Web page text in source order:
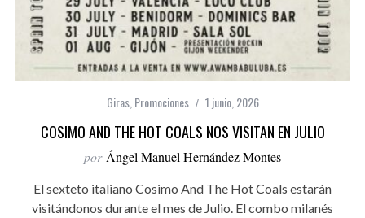
Giras, Promociones 1 junio, 2026
COSIMO AND THE HOT COALS NOS VISITAN EN JULIO
por Ángel Manuel Hernández Montes
El sexteto italiano Cosimo And The Hot Coals estarán
visitándonos durante el mes de Julio. El combo milanés